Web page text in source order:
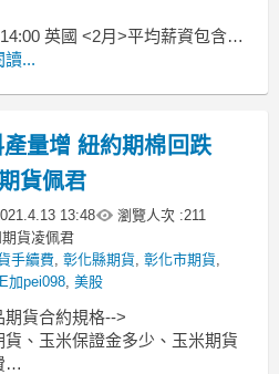
英國 <2月>平均薪資包含獎
德國 <3月>PPI
讀...
產量增 紐約期棉回跌
貨佩君
13:48 瀏覽人次 :211
貨凌佩君
手續費, 彰化縣期貨, 彰化市期貨,
加pei098, 美股
期貨合約規格-->
貨、玉米保證金多少、玉米期貨